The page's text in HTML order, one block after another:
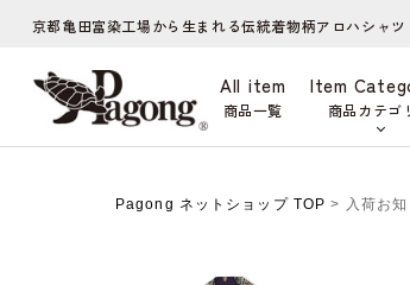
京都亀田富染工場から生まれる伝統着物柄アロハシャツ
All item
商品一覧
Item
商品カテゴ
Pagong ネットショップ TOP > 入荷お知